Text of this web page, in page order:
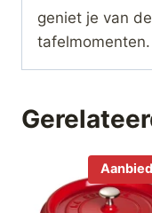
geniet je van
tafelmomenten.